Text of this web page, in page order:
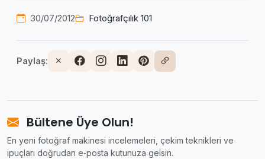
30/07/2012 Fotoğrafçılık 101
Paylaş:
Bültene Üye Olun!
En yeni fotoğraf makinesi incelemeleri, çekim teknikleri ve
ipuçları doğrudan e‑posta kutunuza gelsin.